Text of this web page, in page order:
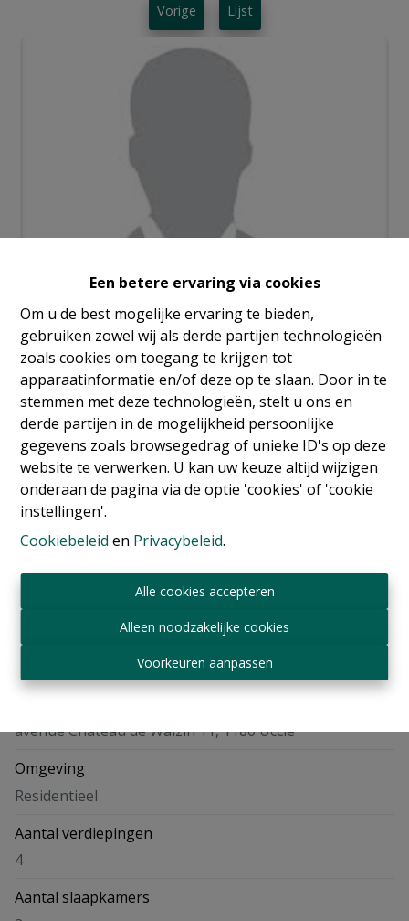
Een betere ervaring via cookies
Om u de best mogelijke ervaring te bieden,
gebruiken zowel wij als derde partijen technologieën
zoals cookies om toegang te krijgen tot
apparaatinformatie en/of deze op te slaan. Door in te
stemmen met deze technologieën, stelt u ons en
derde partijen in de mogelijkheid persoonlijke
gegevens zoals browsegedrag of unieke ID's op deze
website te verwerken. U kan uw keuze altijd wijzigen
onderaan de pagina via de optie 'cookies' of 'cookie
instellingen'.
Cookiebeleid en Privacybeleid.
Alle cookies accepteren
Alleen noodzakelijke cookies
Voorkeuren aanpassen
Vorige Lijst
Info aanvragen
3 2 180 m² 1
Delen
Kenmerken
avenue Château de Walzin 11, 1180 Uccle
Omgeving
Residentieel
Aantal verdiepingen
4
Aantal slaapkamers